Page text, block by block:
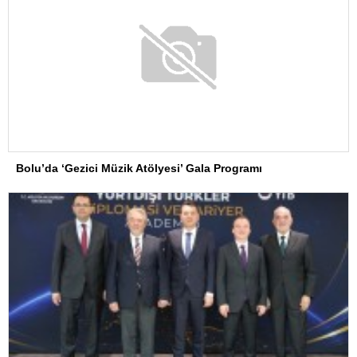
Bolu’da ‘Gezici Müzik Atölyesi’ Gala Programı